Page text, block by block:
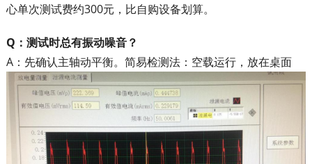
心单次测试费约300元，比自购设备划算。
Q：测试时总有振动噪音？
A：先确认主轴动平衡。简易检测法：空载运行，放在桌面